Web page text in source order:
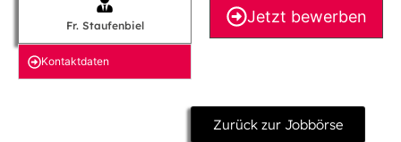
Fr. Staufenbiel
Kontakt­daten
Jetzt bewerben
Zurück zur Jobbörse